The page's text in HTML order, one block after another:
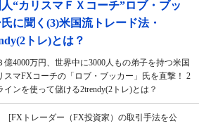
“カリスマＦＸコーチ”ロブ・ブッ
に聞く(3)米国流トレード法・
トレ)とは？
億4000万円、世界中に3000人もの弟子を持つ米国
スマFXコーチの「ロブ・ブッカー」氏を直撃！ 2
インを使って儲ける2trendy(2トレ)とは？
[FXトレーダー（FX投資家）の取引手法を公